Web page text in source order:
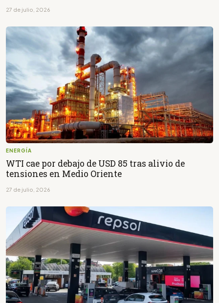
27 de julio, 2026
ENERGÍA
WTI cae por debajo de USD 85 tras alivio de
tensiones en Medio Oriente
27 de julio, 2026